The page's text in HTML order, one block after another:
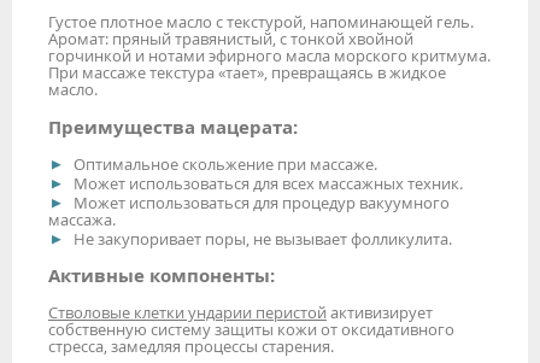
Густое плотное масло с текстурой, напоминающей гель.
Аромат: пряный травянистый, с тонкой хвойной
горчинкой и нотами эфирного масла морского критмума.
При массаже текстура «тает», превращаясь в жидкое
масло.
Преимущества мацерата:
Оптимальное скольжение при массаже.
Может использоваться для всех массажных техник.
Может использоваться для процедур вакуумного
массажа.
Не закупоривает поры, не вызывает фолликулита.
Активные компоненты:
Стволовые клетки ундарии перистой активизирует
собственную систему защиты кожи от оксидативного
стресса, замедляя процессы старения.